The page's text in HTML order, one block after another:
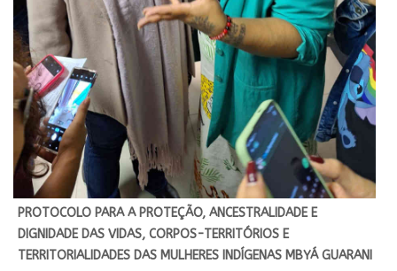
PROTOCOLO PARA A PROTEÇÃO, ANCESTRALIDADE E
DIGNIDADE DAS VIDAS, CORPOS-TERRITÓRIOS E
TERRITORIALIDADES DAS MULHERES INDÍGENAS MBYÁ GUARANI